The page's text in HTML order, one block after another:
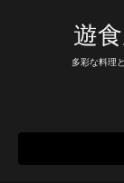
遊
多彩な料理